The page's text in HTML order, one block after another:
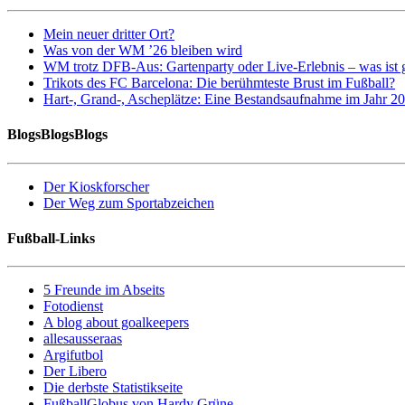
Mein neuer dritter Ort?
Was von der WM ’26 bleiben wird
WM trotz DFB-Aus: Gartenparty oder Live-Erlebnis – was ist
Trikots des FC Barcelona: Die berühmteste Brust im Fußball?
Hart-, Grand-, Ascheplätze: Eine Bestandsaufnahme im Jahr
BlogsBlogsBlogs
Der Kioskforscher
Der Weg zum Sportabzeichen
Fußball-Links
5 Freunde im Abseits
Fotodienst
A blog about goalkeepers
allesausseraas
Argifutbol
Der Libero
Die derbste Statistikseite